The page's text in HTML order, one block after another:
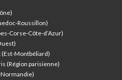
Roussillon)
Corse-Côte-d’Azur)
(Est-Montbéliard)
(Région parisienne)